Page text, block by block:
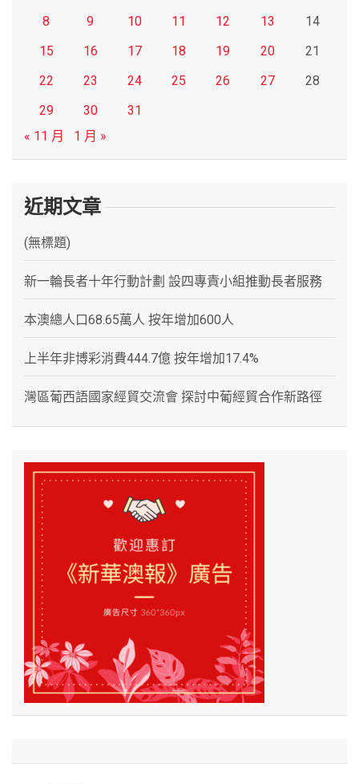
8
9 10 11 12 13
14
15
16 17 18 19 20
21
22
23 24 25 26 27
28
29
30
31
« 11 月
1 月 »
近期文章
(無標題)
新一輪長者十年行動計劃 設四專責小組推動長者服務
本澳總人口68.65萬人 按年增加600人
上半年非博彩消費444.7億 按年增加17.4%
灣區葡西語國家經貿交流會 探討中葡經貿合作新路徑